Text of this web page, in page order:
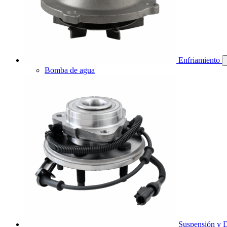
Enfriamiento
Bomba de agua
Suspensión y